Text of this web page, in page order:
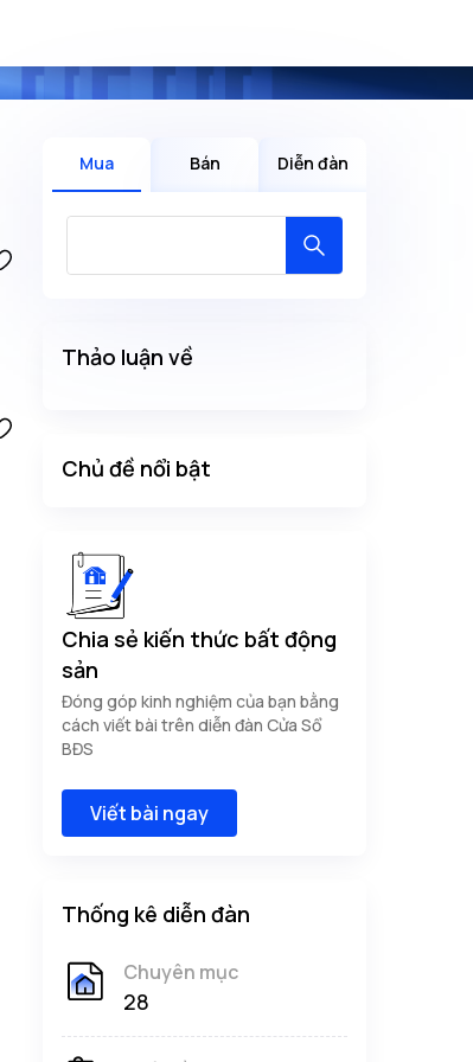
Mua Bán Diễn đàn
Thảo luận về
Chủ đề nổi bật
Chia sẻ kiến thức bất động
sản
Đóng góp kinh nghiệm của bạn bằng
cách viết bài trên diễn đàn Cửa Sổ
BĐS
Viết bài ngay
Thống kê diễn đàn
Chuyên mục
28